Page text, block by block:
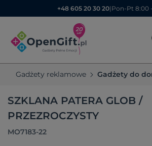
+48 605 20 30 20| Pon-Pt 8:00
Gadżety reklamowe Gadżety do
SZKLANA PATERA GLOB /
PRZEZROCZYSTY
MO7183-22